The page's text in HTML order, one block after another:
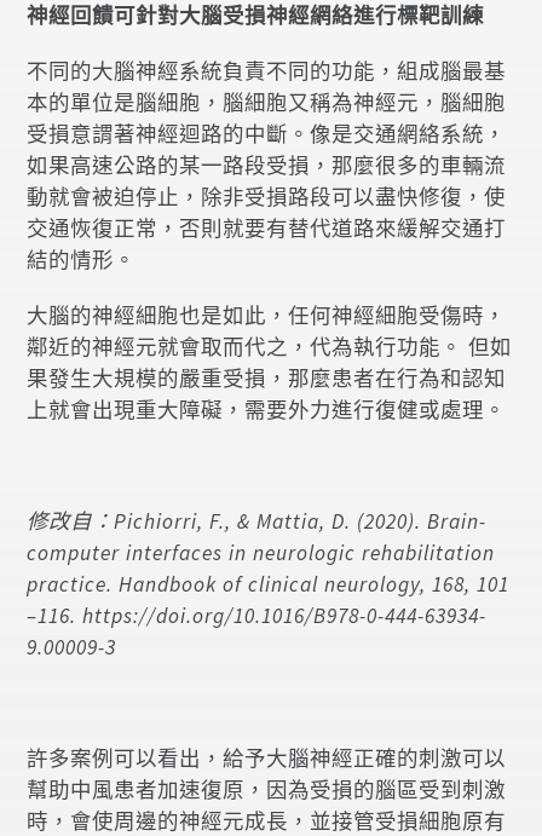
神經回饋可針對大腦受損神經網絡進行標靶訓練
不同的大腦神經系統負責不同的功能，組成腦最基
本的單位是腦細胞，腦細胞又稱為神經元，腦細胞
受損意謂著神經迴路的中斷。像是交通網絡系統，
如果高速公路的某一路段受損，那麼很多的車輛流
動就會被迫停止，除非受損路段可以盡快修復，使
交通恢復正常，否則就要有替代道路來緩解交通打
結的情形。
大腦的神經細胞也是如此，任何神經細胞受傷時，
鄰近的神經元就會取而代之，代為執行功能。 但如
果發生大規模的嚴重受損，那麼患者在行為和認知
上就會出現重大障礙，需要外力進行復健或處理。
修改自：Pichiorri, F., & Mattia, D. (2020). Brain-
computer interfaces in neurologic rehabilitation
practice. Handbook of clinical neurology, 168, 101
–116. https://doi.org/10.1016/B978-0-444-63934-
9.00009-3
許多案例可以看出，給予大腦神經正確的刺激可以
幫助中風患者加速復原，因為受損的腦區受到刺激
時，會使周邊的神經元成長，並接管受損細胞原有